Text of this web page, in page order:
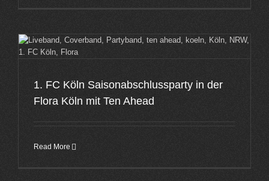
1. FC Köln Saisonabschlussparty in der
Flora Köln mit Ten Ahead
Read More